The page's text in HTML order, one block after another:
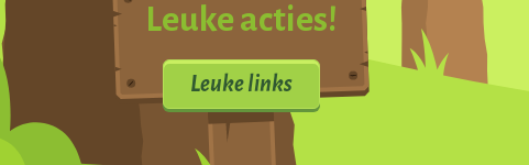
Leuke acties!
Leuke links